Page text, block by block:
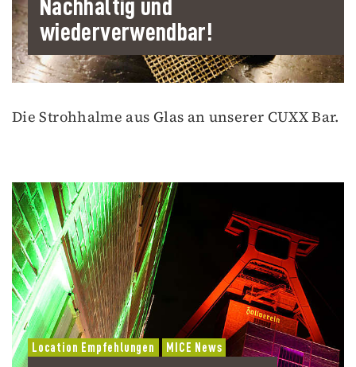
Nachhaltig und
wiederverwendbar!
Die Strohhalme aus Glas an unserer CUXX Bar.
Location Empfehlungen MICE News